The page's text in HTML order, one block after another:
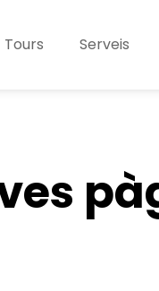
Tours Serveis